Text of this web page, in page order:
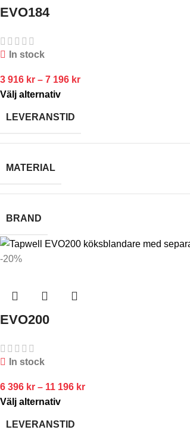
EVO184
In stock
3 916 kr – 7 196 kr
Välj alternativ
LEVERANSTID
MATERIAL
BRAND
-20%
EVO200
In stock
6 396 kr – 11 196 kr
Välj alternativ
LEVERANSTID